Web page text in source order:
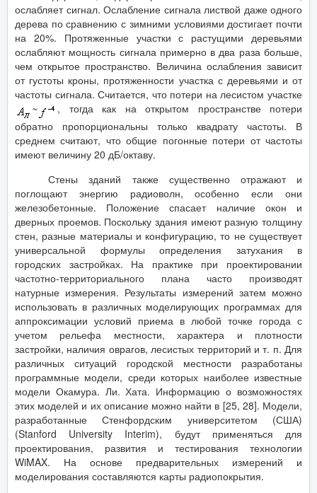
ослабляет сигнал. Ослабление сигнала листвой даже одного
дерева по сравнению с зимними условиями достигает почти
на 20%. Протяженные участки с растущими деревьями
ослабляют мощность сигнала примерно в два раза больше,
чем открытое пространство. Величина ослабления зависит
от густоты кроны, протяженности участка с деревьями и от
частоты сигнала. Считается, что потери на лесистом участке
~
, тогда как на открытом пространстве потери
обратно пропорциональны только квадрату частоты. В
среднем считают, что общие погонные потери от частоты
имеют величину 20 дБ/октаву.
Стены зданий также существенно отражают и
поглощают энергию радиоволн, особенно если они
железобетонные. Положение спасает наличие окон и
дверных проемов. Поскольку здания имеют разную толщину
стен, разные материалы и конфигурацию, то не существует
универсальной формулы определения затухания в
городских застройках. На практике при проектировании
частотно-территориального плана часто производят
натурные измерения. Результаты измерений затем можно
использовать в различных моделирующих программах для
аппроксимации условий приема в любой точке города с
учетом рельефа местности, характера и плотности
застройки, наличия оврагов, лесистых территорий и т. п. Для
различных ситуаций городской местности разработаны
программные модели, среди которых наиболее известные
модели Окамура. Ли. Хата. Информацию о возможностях
этих моделей и их описание можно найти в [25, 28]. Модели,
разработанные Стенфордским университетом (США)
(Stanford University Interim), будут применяться для
проектирования, развития и тестирования технологии
WiMAX. На основе предварительных измерений и
моделирования составляются карты радиопокрытия.